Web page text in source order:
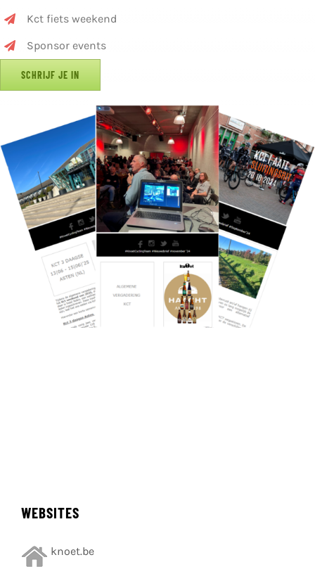
Kct fiets weekend
Sponsor events
SCHRIJF JE IN
WEBSITES
knoet.be